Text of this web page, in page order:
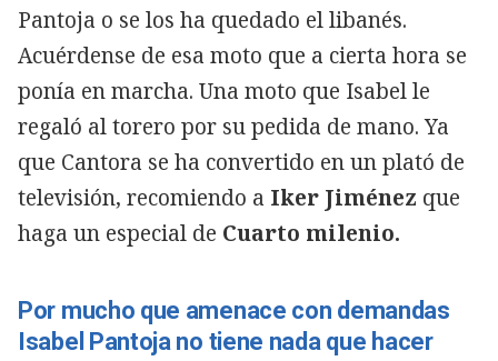
Pantoja o se los ha quedado el libanés.
Acuérdense de esa moto que a cierta hora se
ponía en marcha. Una moto que Isabel le
regaló al torero por su pedida de mano. Ya
que Cantora se ha convertido en un plató de
televisión, recomiendo a Iker Jiménez que
haga un especial de Cuarto milenio.
Por mucho que amenace con demandas
Isabel Pantoja no tiene nada que hacer